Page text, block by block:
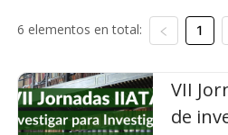
6 elementos en total: 1
VII
de